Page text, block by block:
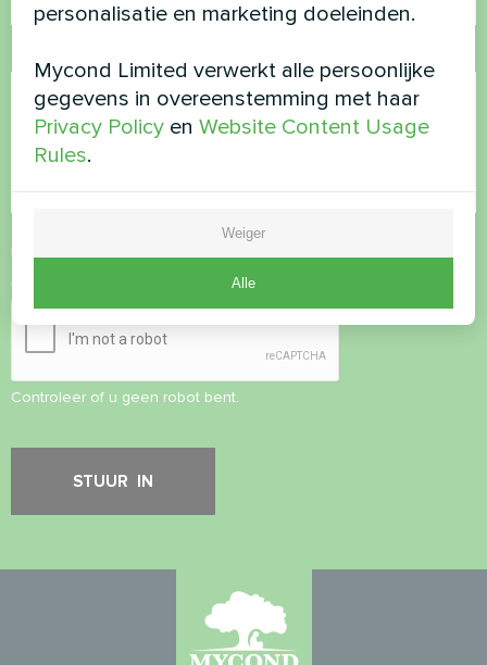
Veiligheidscontrole
Controleer of u geen robot bent.
personalisatie en marketing doeleinden.
Mycond Limited verwerkt alle persoonlijke
gegevens in overeenstemming met haar
Privacy Policy enWebsite Content Usage
Rules.
Weiger
Alle